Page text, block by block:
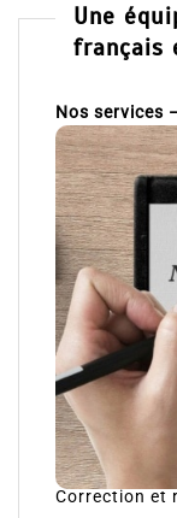
Une
français
Nos services
Correction et